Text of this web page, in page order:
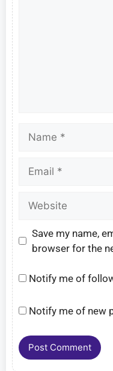
Save my name,
browser for the
Notify me of
Notify me of new